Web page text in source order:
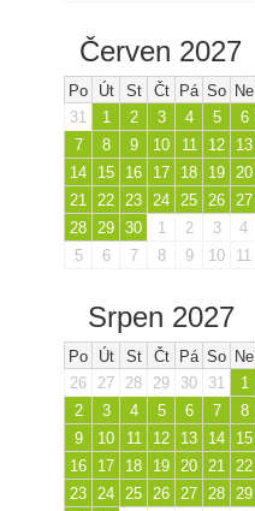
Červen 2027
Po Út St Čt Pá So Ne
31
1 2 3 4 5
6
7
8 9 10 11 12
13
14
15 16 17 18 19
20
21
22 23 24 25 26
27
28
29 30 1 2 3
4
5
6 7 8 9 10 11
Srpen 2027
Po Út St Čt Pá So Ne
26
27 28 29 30 31
1
2
3 4 5 6 7
8
9
10 11 12 13 14
15
16
17 18 19 20 21 22
23 24 25 26 27 28 29